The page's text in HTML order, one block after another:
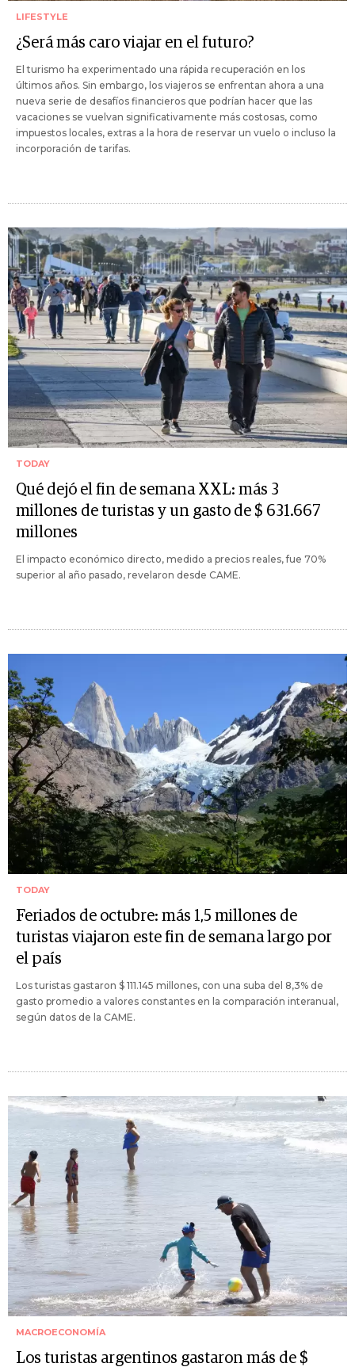
LIFESTYLE
¿Será más caro viajar en el futuro?
El turismo ha experimentado una rápida recuperación en los
últimos años. Sin embargo, los viajeros se enfrentan ahora a una
nueva serie de desafíos financieros que podrían hacer que las
vacaciones se vuelvan significativamente más costosas, como
impuestos locales, extras a la hora de reservar un vuelo o incluso la
incorporación de tarifas.
TODAY
Qué dejó el fin de semana XXL: más 3
millones de turistas y un gasto de $ 631.667
millones
El impacto económico directo, medido a precios reales, fue 70%
superior al año pasado, revelaron desde CAME.
TODAY
Feriados de octubre: más 1,5 millones de
turistas viajaron este fin de semana largo por
el país
Los turistas gastaron $ 111.145 millones, con una suba del 8,3% de
gasto promedio a valores constantes en la comparación interanual,
según datos de la CAME.
MACROECONOMÍA
Los turistas argentinos gastaron más de $